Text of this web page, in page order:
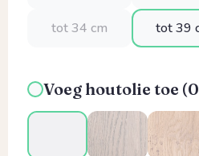
tot 34 cm tot 39
Voeg houtolie toe